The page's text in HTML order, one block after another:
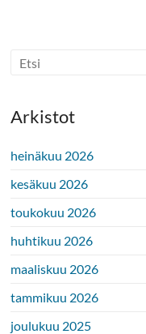
Arkistot
heinäkuu 2026
kesäkuu 2026
toukokuu 2026
huhtikuu 2026
maaliskuu 2026
tammikuu 2026
joulukuu 2025